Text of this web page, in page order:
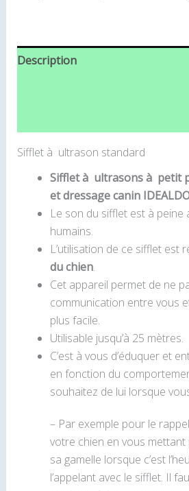
Description
Sifflet à ultrason standard
Sifflet à ultrasons à petit
et dressage canin
Le son du sifflet est à peine
humains.
L’utilisation de ce sifflet est
du chien.
Cet appareil permet de ne
communication entre vous
plus facile.
Utilisable jusqu’à 25 mètres.
C’est à vous d’éduquer et
en fonction du
souhaitez de lui lorsque
– Par exemple pour le
votre chien en vous
sa gamelle lorsque c’est
l’appelant avec le sifflet. Il